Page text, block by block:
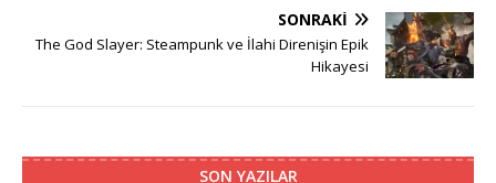
SONRAKI
The God Slayer: Steampunk ve İlahi Direnişin Epik
Hikayesi
SON YAZILAR